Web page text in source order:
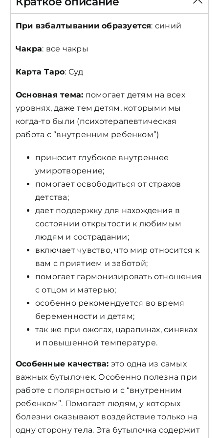
При взбалтывании образуется: синий
Чакра: все чакры
Карта Таро: Суд
Основная тема: помогает детям на всех
уровнях, даже тем детям, которыми мы
когда-то были (психотерапевтическая
работа с “внутренним ребенком”)
приносит глубокое внутреннее
умиротворение;
помогает освободиться от страхов
детства;
дает поддержку для нахождения в
состоянии открытости к любимым
людям и сострадании;
включает чувство, что мир относится к
вам с приятием и заботой;
помогает гармонизировать отношения
с отцом и матерью;
особенно рекомендуется во время
беременности и детям;
так же при ожогах, царапинах, синяках
и повышенной температуре.
Особенные качества: это одна из самых
важных бутылочек. Особенно полезна при
работе с полярностью и с “внутренним
ребенком”. Помогает людям, у которых
болезни оказывают воздействие только на
одну сторону тела. Эта бутылочка содержит